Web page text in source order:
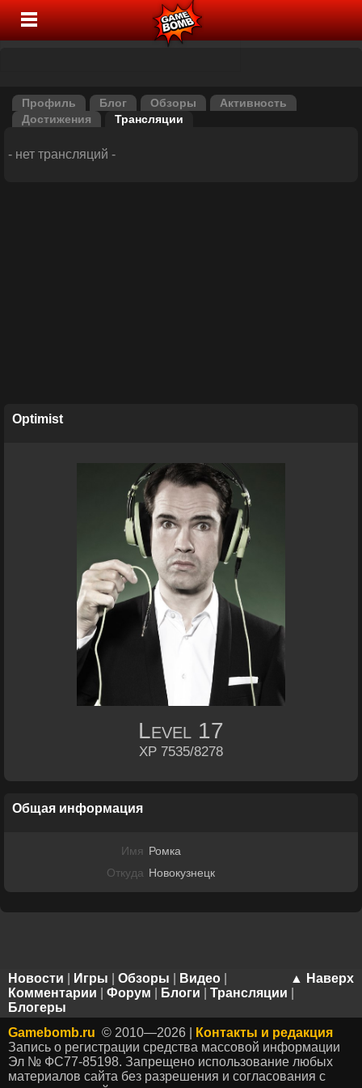
Профиль Блог Обзоры
Активность
Достижения
Трансляции
- нет трансляций -
Optimist
Level 17
XP 7535/8278
Общая информация
Имя Ромка
Откуда Новокузнецк
▲ Наверх
Новости Игры Обзоры Видео
Комментарии
Форум Блоги Трансляции
Блогеры
Gamebomb.ru © 2010—2026 |
Контакты и редакция
Запись о регистрации средства массовой информации
Эл № ФС77-85198. Запрещено использование любых
материалов сайта без разрешения и согласования с